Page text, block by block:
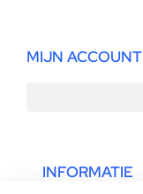
MIJN ACCOUNT
INFORMATIE